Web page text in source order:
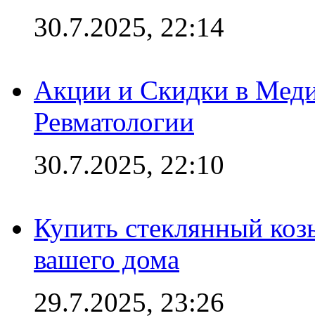
30.7.2025, 22:14
Акции и Скидки в
Ревматологии
30.7.2025, 22:10
Купить стеклянный
вашего дома
29.7.2025, 23:26